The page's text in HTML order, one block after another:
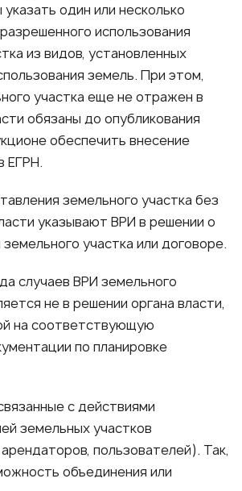
один или несколько
использования
из видов, установленных
земель. При этом,
участка еще не отражен в
обязаны до опубликования
обеспечить внесение
ЕГРН.
земельного участка без
указывают ВРИ в решении о
участка или договоре.
случаев ВРИ земельного
не в решении органа власти,
на соответствующую
по планировке
с действиями
земельных участков
пользователей). Так,
объединения или